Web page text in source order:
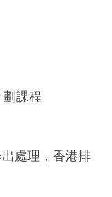
課程
處理， 香港排